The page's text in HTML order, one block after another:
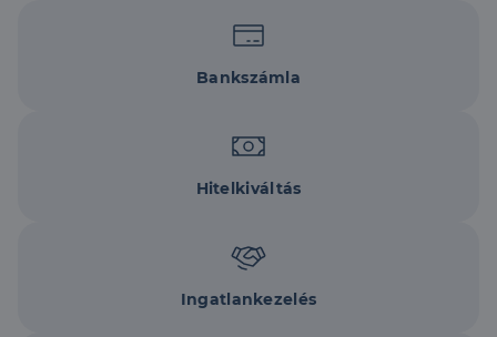
Bankszámla
Hitelkiváltás
Ingatlankezelés